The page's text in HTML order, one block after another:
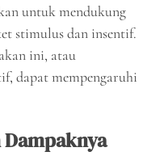
untuk mendukung
stimulus dan insentif.
ini, atau
dapat mempengaruhi